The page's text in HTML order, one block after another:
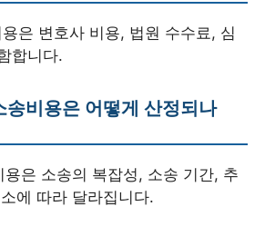
은 변호사 비용, 법원 수수료, 심
합니다.
송비용은 어떻게 산정되나
은 소송의 복잡성, 소송 기간, 추
에 따라 달라집니다.